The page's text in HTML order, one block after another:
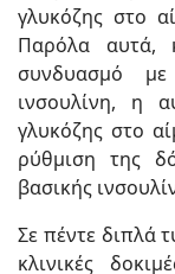
γλυκόζης στο
Παρόλα αυτά,
συνδυασμό
ινσουλίνη, η
γλυκόζης στο
ρύθμιση της
βασικής
Σε πέντε διπλά
κλινικές